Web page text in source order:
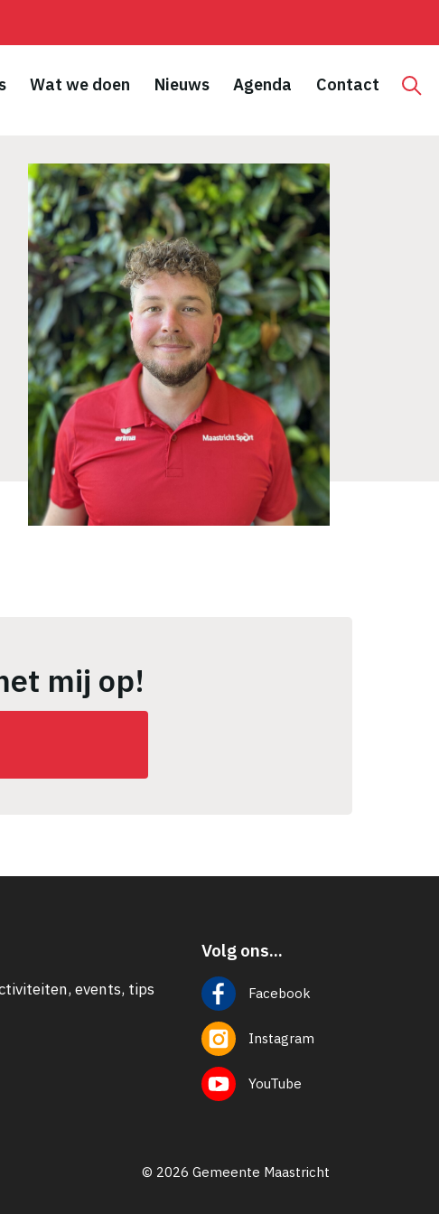
Wat we doen Nieuws Agenda Contact
mij op!
events, tips
Volg ons...
Facebook
Instagram
YouTube
© 2026 Gemeente Maastricht